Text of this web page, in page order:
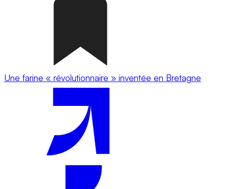
Une farine « révolutionnaire » inventée en Bretagne